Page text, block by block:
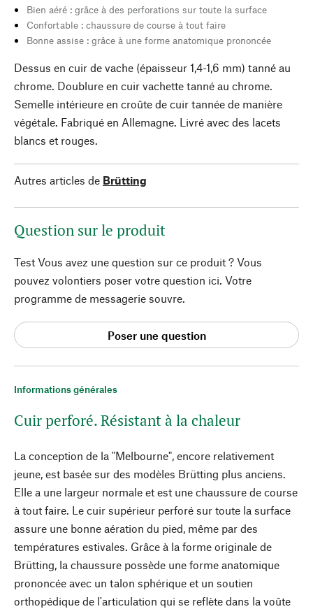
Informations générales
Cuir perforé. Résistant à la chaleur
La conception de la "Melbourne", encore relativement
jeune, est basée sur des modèles Brütting plus anciens.
Elle a une largeur normale et est une chaussure de course
à tout faire. Le cuir supérieur perforé sur toute la surface
assure une bonne aération du pied, même par des
températures estivales. Grâce à la forme originale de
Brütting, la chaussure possède une forme anatomique
prononcée avec un talon sphérique et un soutien
orthopédique de l'articulation qui se reflète dans la voûte
Bien aéré : grâce à des perforations sur toute la surface
Confortable : chaussure de course à tout faire
Bonne assise : grâce à une forme anatomique prononcée
Dessus en cuir de vache (épaisseur 1,4-1,6 mm) tanné au
chrome. Doublure en cuir vachette tanné au chrome.
Semelle intérieure en croûte de cuir tannée de manière
végétale. Fabriqué en Allemagne. Livré avec des lacets
blancs et rouges.
Autres articles de Brütting
Question sur le produit
Test Vous avez une question sur ce produit ? Vous
pouvez volontiers poser votre question ici. Votre
programme de messagerie souvre.
Poser une question